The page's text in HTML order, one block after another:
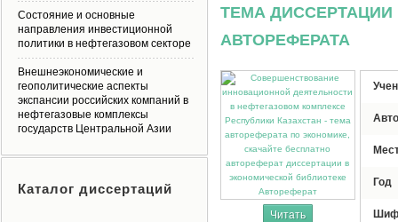
ТЕМА
АВТОРЕФЕРАТА
Автореферат
Читать
Год
Состояние и основные
направления инвестиционной
политики в нефтегазовом секторе
Внешнеэкономические и
геополитические аспекты
экспансии российских компаний в
нефтегазовые комплексы
государств Центральной Азии
Каталог диссертаций